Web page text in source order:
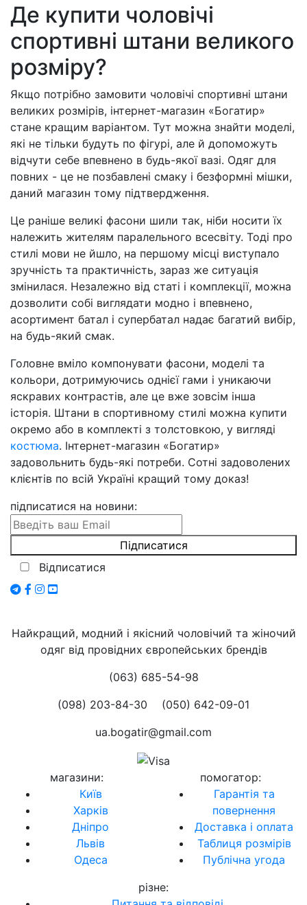
Де купити чоловічі
спортивні штани великого
розміру?
Якщо потрібно замовити чоловічі спортивні штани
великих розмірів, інтернет-магазин «Богатир»
стане кращим варіантом. Тут можна знайти моделі,
які не тільки будуть по фігурі, але й допоможуть
відчути себе впевнено в будь-якої вазі. Одяг для
повних - це не позбавлені смаку і безформні мішки,
даний магазин тому підтвердження.
Це раніше великі фасони шили так, ніби носити їх
належить жителям паралельного всесвіту. Тоді про
стилі мови не йшло, на першому місці виступало
зручність та практичність, зараз же ситуація
змінилася. Незалежно від статі і комплекції, можна
дозволити собі виглядати модно і впевнено,
асортимент батал і супербатал надає багатий вибір,
на будь-який смак.
Головне вміло компонувати фасони, моделі та
кольори, дотримуючись однієї гами і уникаючи
яскравих контрастів, але це вже зовсім інша
історія. Штани в спортивному стилі можна купити
окремо або в комплекті з толстовкою, у вигляді
костюма. Інтернет-магазин «Богатир»
задовольнить будь-які потреби. Сотні задоволених
клієнтів по всій Україні кращий тому доказ!
підписатися на новини:
Відписатися
Найкращий, модний і якісний чоловічий та жіночий
одяг від провідних європейських брендів
(063) 685-54-98
(098) 203-84-30
(050) 642-09-01
ua.bogatir@gmail.com
магазини:
Київ
Харків
Дніпро
Львів
Одеса
помогатор:
Гарантія та
повернення
Доставка і оплата
Таблиця розмірів
Публічна угода
різне: